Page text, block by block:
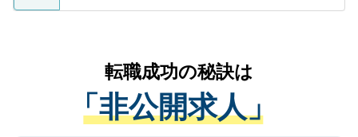
ているすべての個人データはご本人の許可
は、個人情報の取り扱いについての厳密な
管理基準を満たした事業者のみに付与され
る、プライバシーマークを取得済みです。
かがいして、現在の医療機関の状況や紹介
経験をまじえながら、適切なアドバイスを
させていただきます。すぐにご転職をされ
ない方には、長期的なサポートが可能です
転職成功の秘訣は
「非公開求人」